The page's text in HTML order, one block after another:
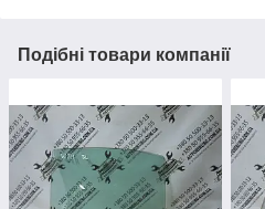
Подібні товари компанії